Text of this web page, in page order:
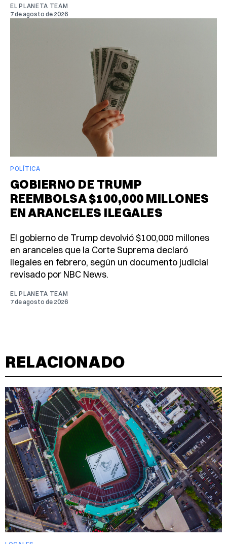
EL PLANETA TEAM
7 de agosto de 2026
POLÍTICA
GOBIERNO DE TRUMP
REEMBOLSA $100,000 MILLONES
EN ARANCELES ILEGALES
El gobierno de Trump devolvió $100,000 millones
en aranceles que la Corte Suprema declaró
ilegales en febrero, según un documento judicial
revisado por NBC News.
EL PLANETA TEAM
7 de agosto de 2026
RELACIONADO